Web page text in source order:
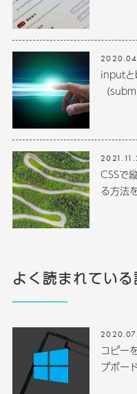
inputと
（
CSSで
る方法
よく読まれている
コピー
プボー